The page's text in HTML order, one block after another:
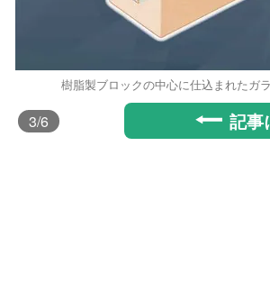
樹脂製ブロックの中心に仕込まれたガ
3/6 記事